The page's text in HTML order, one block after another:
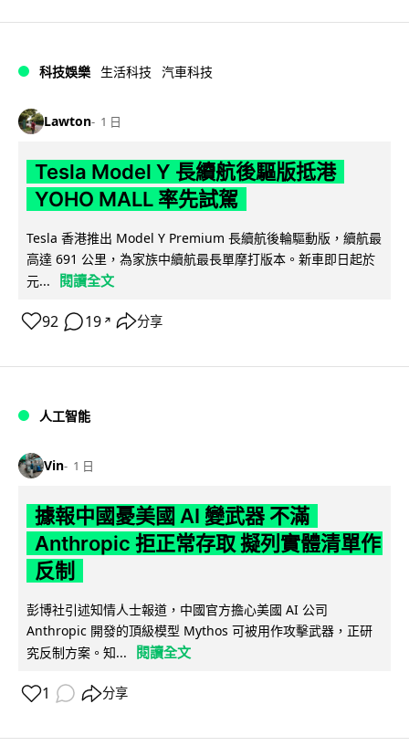
科技娛樂 生活科技 汽車科技
Lawton 1 日
Tesla Model Y 長續航後驅版抵港
YOHO MALL 率先試駕
Tesla 香港推出 Model Y Premium 長續航後輪驅動版，續航最
高達 691 公里，為家族中續航最長單摩打版本。新車即日起於
元...
閱讀全文
92 19 ↗ 分享
人工智能
Vin 1 日
據報中國憂美國 AI 變武器 不滿
Anthropic 拒正常存取 擬列實體清單作
反制
彭博社引述知情人士報道，中國官方擔心美國 AI 公司
Anthropic 開發的頂級模型 Mythos 可被用作攻擊武器，正研
究反制方案。知...
閱讀全文
1 分享